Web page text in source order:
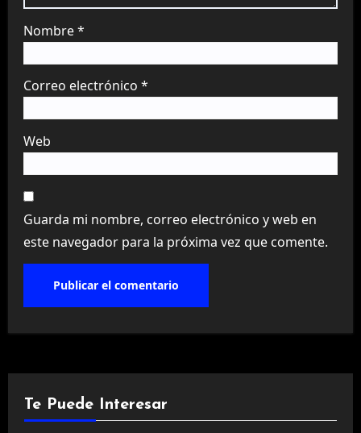
Nombre*
Correo electrónico *
Web
Guarda mi nombre, correo electrónico y web en
este navegador para la próxima vez que comente.
Te Puede Interesar